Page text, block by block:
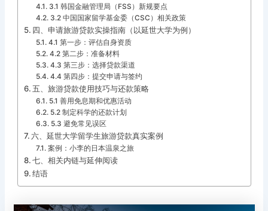
3.1 韩国金融管理局（FSS）新规要点
3.2 中国国家留学基金委（CSC）相关政策
四、申请旅游贷款实操指南（以延世大学为例）
4.1 第一步：评估自身资质
4.2 第二步：准备材料
4.3 第三步：选择贷款渠道
4.4 第四步：提交申请与签约
五、旅游贷款使用技巧与还款策略
5.1 善用免息期和优惠活动
5.2 制定科学的还款计划
5.3 避免常见误区
六、延世大学留学生旅游贷款真实案例
案例：小李的日本温泉之旅
七、相关内链与延伸阅读
结语